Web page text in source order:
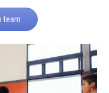
team